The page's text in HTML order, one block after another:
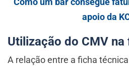
apoio da
Utilização do CMV
A relação entre a ficha